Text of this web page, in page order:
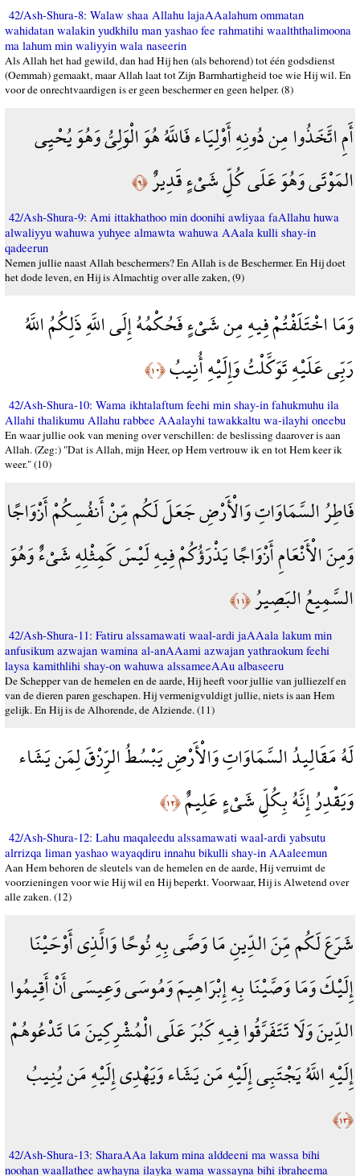
42/Ash-Shura-8: Walaw shaa Allahu lajaAAalahum ommatan
wahidatan walakin yudkhilu man yashao fee rahmatihi waalththalimoona
ma lahum min waliyyin wala naseerin
Als Allah het had gewild, dan had Hij hen (als behorend) tot één godsdienst
(Oemmah) gemaakt, maar Allah laat tot Zijn Barmhartigheid toe wie Hij wil. En
voor de onrechtvaardigen is er geen beschermer en geen helper. (8)
أَمِ اتَّخَذُوا مِن دُونِهِ أَوْلِيَاء فَاللَّهُ هُوَ الْوَلِيُّ وَهُوَ يُحْيِي
المَوْتَى وَهُوَ عَلَى كُلِّ شَيْءٍ قَدِيرٌ﴿٩﴾
42/Ash-Shura-9: Ami ittakhathoo min doonihi awliyaa faAllahu huwa
alwaliyyu wahuwa yuhyee almawta wahuwa AAala kulli shay-in
qadeerun
Nemen jullie naast Allah beschermers? En Allah is de Beschermer. En Hij doet
het dode leven, en Hij is Almachtig over alle zaken, (9)
وَمَا اخْتَلَفْتُمْ فِيهِ مِن شَيْءٍ فَحُكْمُهُ إِلَى اللَّهِ ذَلِكُمُ اللَّهُ
رَبِّي عَلَيْهِ تَوَكَّلْتُ وَإِلَيْهِ أُنِيبُ﴿١٠﴾
42/Ash-Shura-10: Wama ikhtalaftum feehi min shay-in fahukmuhu ila
Allahi thalikumu Allahu rabbee AAalayhi tawakkaltu wa-ilayhi oneebu
En waar jullie ook van mening over verschillen: de beslissing daarover is aan
Allah. (Zeg:) "Dat is Allah, mijn Heer, op Hem vertrouw ik en tot Hem keer ik
weer." (10)
فَاطِرُ السَّمَاوَاتِ وَالْأَرْضِ جَعَلَ لَكُم مِّنْ أَنفُسِكُمْ أَزْوَاجًا
وَمِنَ الْأَنْعَامِ أَزْوَاجًا يَذْرَؤُكُمْ فِيهِ لَيْسَ كَمِثْلِهِ شَيْءٌ وَهُوَ
السَّمِيعُ البَصِيرُ﴿١١﴾
42/Ash-Shura-11: Fatiru alssamawati waal-ardi jaAAala lakum min
anfusikum azwajan wamina al-anAAami azwajan yathraokum feehi
laysa kamithlihi shay-on wahuwa alssameeAAu albaseeru
De Schepper van de hemelen en de aarde, Hij heeft voor jullie van julliezelf en
van de dieren paren geschapen. Hij vermenigvuldigt jullie, niets is aan Hem
gelijk. En Hij is de Alhorende, de Alziende. (11)
لَهُ مَقَالِيدُ السَّمَاوَاتِ وَالْأَرْضِ يَبْسُطُ الرِّزْقَ لِمَن يَشَاء
وَيَقْدِرُ إِنَّهُ بِكُلِّ شَيْءٍ عَلِيمٌ﴿١٢﴾
42/Ash-Shura-12: Lahu maqaleedu alssamawati waal-ardi yabsutu
alrrizqa liman yashao wayaqdiru innahu bikulli shay-in AAaleemun
Aan Hem behoren de sleutels van de hemelen en de aarde, Hij verruimt de
voorzieningen voor wie Hij wil en Hij beperkt. Voorwaar, Hij is Alwetend over
alle zaken. (12)
شَرَعَ لَكُم مِّنَ الدِّينِ مَا وَصَّى بِهِ نُوحًا وَالَّذِي أَوْحَيْنَا
إِلَيْكَ وَمَا وَصَّيْنَا بِهِ إِبْرَاهِيمَ وَمُوسَى وَعِيسَى أَنْ أَقِيمُوا
الدِّينَ وَلَا تَتَفَرَّقُوا فِيهِ كَبُرَ عَلَى الْمُشْرِكِينَ مَا تَدْعُوهُمْ
إِلَيْهِ اللَّهُ يَجْتَبِي إِلَيْهِ مَن يَشَاء وَيَهْدِي إِلَيْهِ مَن يُنِيبُ
﴿١٣﴾
42/Ash-Shura-13: SharaAAa lakum mina alddeeni ma wassa bihi
noohan waallathee awhayna ilayka wama wassayna bihi ibraheema